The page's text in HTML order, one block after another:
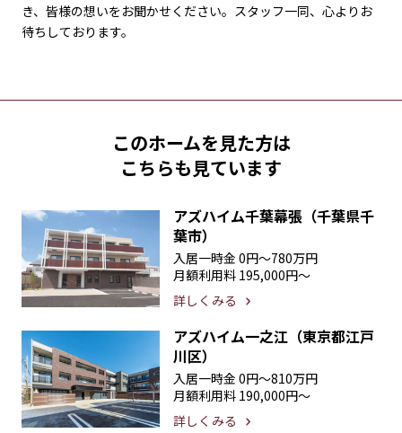
き、皆様の想いをお聞かせください。スタッフ一同、心よりお
待ちしております。
このホームを見た方は
こちらも見ています
アズハイム千葉幕張（千葉県千
葉市）
入居一時金 0円〜780万円
月額利用料 195,000円〜
詳しくみる
アズハイム一之江（東京都江戸
川区）
入居一時金 0円〜810万円
月額利用料 190,000円〜
詳しくみる